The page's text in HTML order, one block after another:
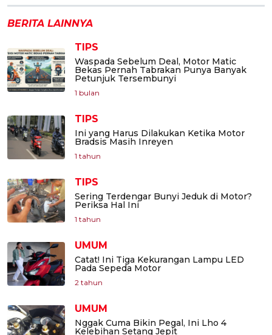
BERITA LAINNYA
TIPS
Waspada Sebelum Deal, Motor Matic
Bekas Pernah Tabrakan Punya Banyak
Petunjuk Tersembunyi
1 bulan
TIPS
Ini yang Harus Dilakukan Ketika Motor
Bradsis Masih Inreyen
1 tahun
TIPS
Sering Terdengar Bunyi Jeduk di Motor?
Periksa Hal Ini
1 tahun
UMUM
Catat! Ini Tiga Kekurangan Lampu LED
Pada Sepeda Motor
2 tahun
UMUM
Nggak Cuma Bikin Pegal, Ini Lho 4
Kelebihan Setang Jepit